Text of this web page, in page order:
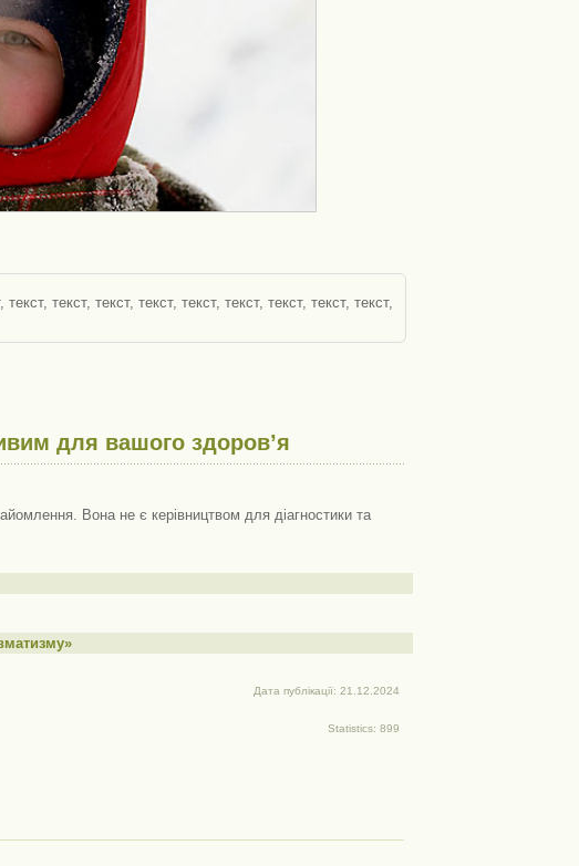
текст, текст, текст, текст, текст, текст, текст, текст,
для вашого здоров’я
Вона не є керівництвом для діагностики та
Дата публікації: 21.12.2024
Statistics: 899